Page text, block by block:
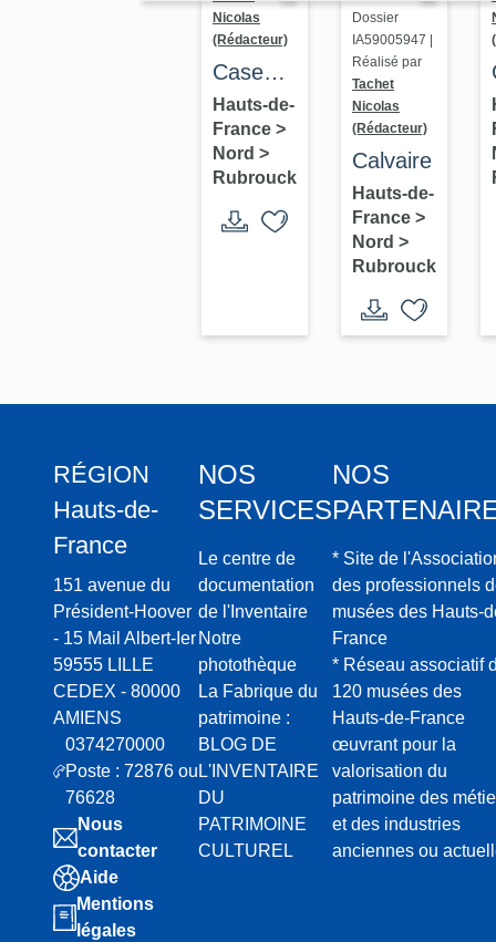
Nicolas
(Rédacteur)
Casemate
d'infanterie
- double
CEZF-
casemate
Hauts-de-
France >
Nord >
Rubrouck
Dossier
IA59005947 |
Réalisé par
Tachet
Nicolas
(Rédacteur)
Calvaire
Hauts-de-
France >
Nord >
Rubrouck
RÉGION
Hauts-de-
France
151 avenue du
Président-Hoover
- 15 Mail Albert-Ier
59555 LILLE
CEDEX - 80000
AMIENS
0374270000
Poste : 72876 ou
76628
Nous
contacter
Aide
Mentions
légales
NOS
SERVICES
Le centre de
documentation
de l'Inventaire
Notre
photothèque
La Fabrique du
patrimoine :
BLOG DE
L'INVENTAIRE
DU
PATRIMOINE
CULTUREL
NOS
* Site de
des professionnels
musées des Hauts-
France
* Réseau associatif
120 musées des
Hauts-de-France
œuvrant pour la
valorisation du
patrimoine des
et des industries
anciennes ou